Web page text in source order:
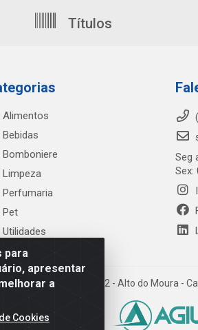
para
apresentar
a
Cookies
Títulos
Alimentos
Bebidas
Bomboniere
Limpeza
Perfumaria
Pet
Utilidades
Seg
Sex:
Alto do Moura, 582 - Alto do Moura -